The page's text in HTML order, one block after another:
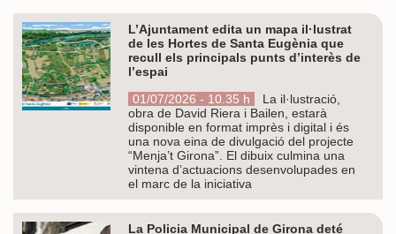
L’Ajuntament edita un mapa il·lustrat
de les Hortes de Santa Eugènia que
recull els principals punts d’interès de
l’espai
01/07/2026 - 10.35 h
La il·lustració,
obra de David Riera i Bailen, estarà
disponible en format imprès i digital i és
una nova eina de divulgació del projecte
“Menja’t Girona”. El dibuix culmina una
vintena d’actuacions desenvolupades en
el marc de la iniciativa
La Policia Municipal de Girona deté